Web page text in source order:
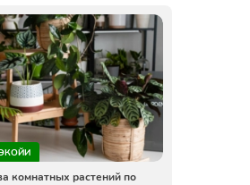
комнатных растений по